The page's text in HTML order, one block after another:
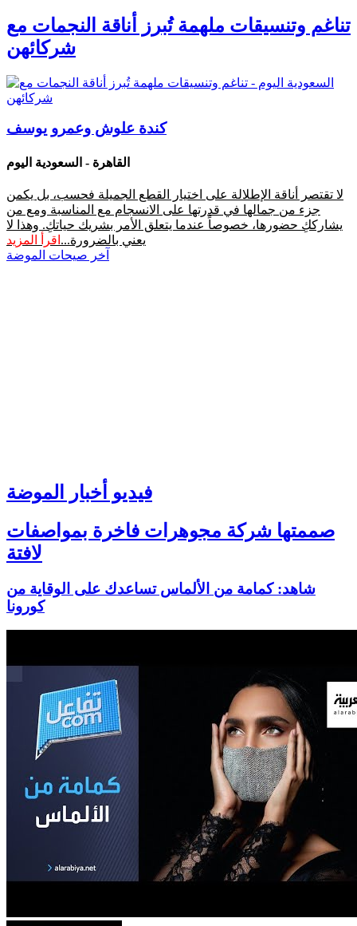
تناغم وتنسيقات ملهمة تُبرز أناقة النجمات مع
شركائهن
كندة علوش وعمرو يوسف
القاهرة - السعودية اليوم
لا تقتصر أناقة الإطلالة على اختيار القطع الجميلة فحسب، بل يكمن
جزء من جمالها في قدرتها على الانسجام مع المناسبة ومع من
يشارككِ حضورها، خصوصاً عندما يتعلق الأمر بشريك حياتكِ. وهذا لا
يعني بالضرورة... اقرأ المزيد
آخر صيحات الموضة
فيديو أخبار الموضة
صممتها شركة مجوهرات فاخرة بمواصفات
لافتة
شاهد: كمامة من الألماس تساعدك على الوقاية من
كورونا